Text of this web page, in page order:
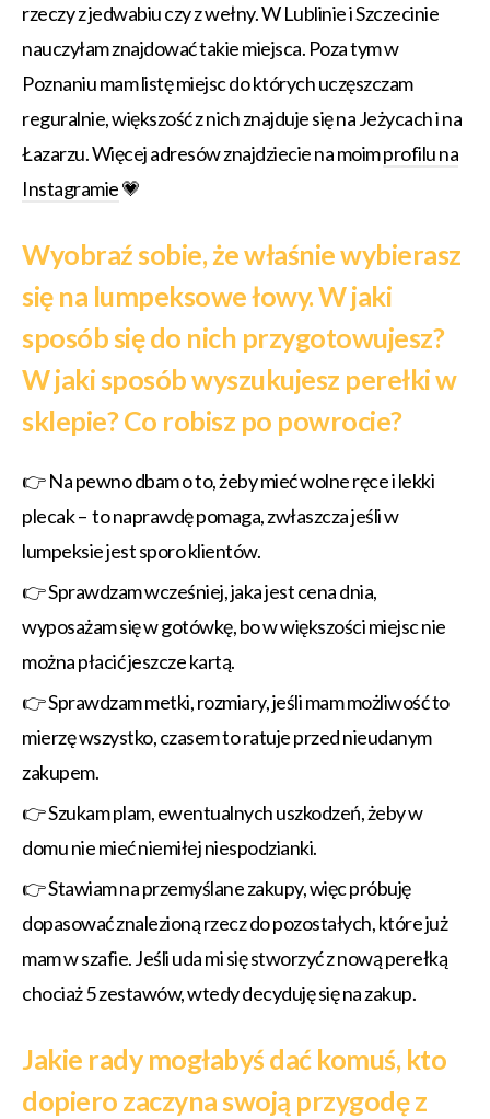
rzeczy z jedwabiu czy z wełny. W Lublinie i Szczecinie
nauczyłam znajdować takie miejsca. Poza tym w
Poznaniu mam listę miejsc do których uczęszczam
reguralnie, większość z nich znajduje się na Jeżycach i na
Łazarzu. Więcej adresów znajdziecie na moimprofilu na
Instagramie💗
Wyobraź sobie, że właśnie wybierasz
się na lumpeksowe łowy. W jaki
sposób się do nich przygotowujesz?
W jaki sposób wyszukujesz perełki w
sklepie? Co robisz po powrocie?
👉 Na pewno dbam o to, żeby mieć wolne ręce i lekki
plecak – to naprawdę pomaga, zwłaszcza jeśli w
lumpeksie jest sporo klientów.
👉 Sprawdzam wcześniej, jaka jest cena dnia,
wyposażam się w gotówkę, bo w większości miejsc nie
można płacić jeszcze kartą.
👉 Sprawdzam metki, rozmiary, jeśli mam możliwość to
mierzę wszystko, czasem to ratuje przed nieudanym
zakupem.
👉 Szukam plam, ewentualnych uszkodzeń, żeby w
domu nie mieć niemiłej niespodzianki.
👉 Stawiam na przemyślane zakupy, więc próbuję
dopasować znalezioną rzecz do pozostałych, które już
mam w szafie. Jeśli uda mi się stworzyć z nową perełką
chociaż 5 zestawów, wtedy decyduję się na zakup.
Jakie rady mogłabyś dać komuś, kto
dopiero zaczyna swoją przygodę z